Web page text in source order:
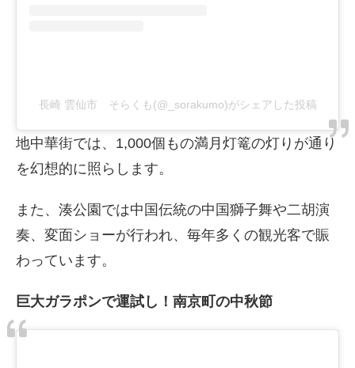
長崎 雲仙市 そらくも(@_sorakumo)がシェアした投稿
地中華街では、1,000個もの満月灯篭の灯りが通り
を幻想的に照らします。
また、湊公園では中国伝統の中国獅子舞や二胡演
奏、変面ショーが行われ、毎年多くの観光客で賑
わっています。
巨大ガラポンで運試し！南京町の中秋節